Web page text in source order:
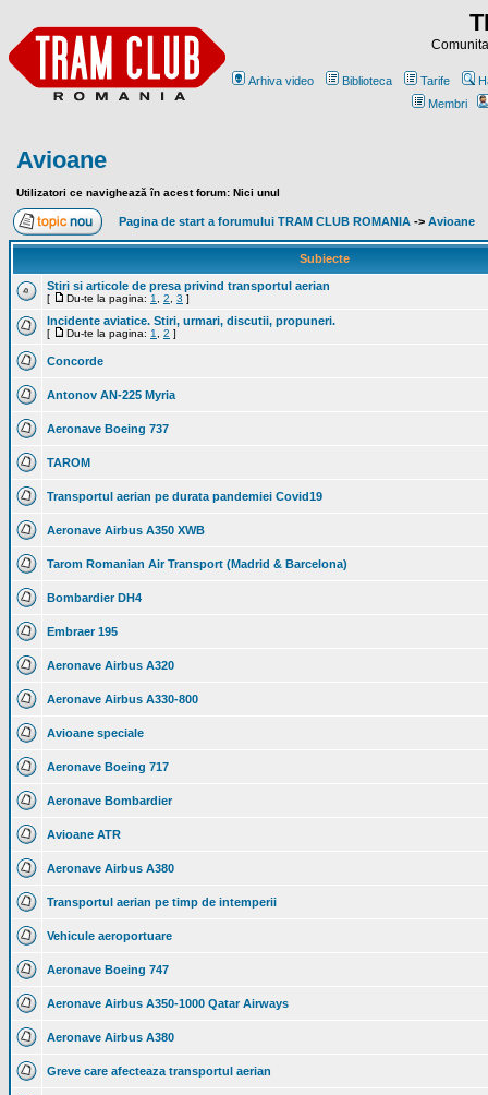
Arhiva video Biblioteca Tarife
Membri
Avioane
Utilizatori ce navighează în acest forum: Nici unul
Pagina de start a forumului TRAM CLUB ROMANIA -> Avioane
Subiecte
Stiri si articole de presa privind transportul aerian
[ Du-te la pagina: 1 2 3 ]
Incidente aviatice. Stiri, urmari, discutii, propuneri.
[ Du-te la pagina: 1 2 ]
Concorde
Antonov AN-225 Myria
Aeronave Boeing 737
TAROM
Transportul aerian pe durata pandemiei Covid19
Aeronave Airbus A350 XWB
Tarom Romanian Air Transport (Madrid & Barcelona)
Bombardier DH4
Embraer 195
Aeronave Airbus A320
Aeronave Airbus A330-800
Avioane speciale
Aeronave Boeing 717
Aeronave Bombardier
Avioane ATR
Aeronave Airbus A380
Transportul aerian pe timp de intemperii
Vehicule aeroportuare
Aeronave Boeing 747
Aeronave Airbus A350-1000 Qatar Airways
Aeronave Airbus A380
Greve care afecteaza transportul aerian